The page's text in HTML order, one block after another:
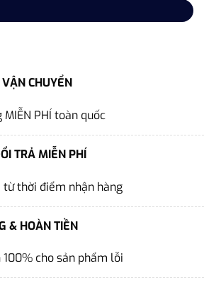
CHUYỂN
MIỄN PHÍ toàn quốc
TRẢ MIỄN PHÍ
từ thời điểm nhận hàng
& HOÀN TIỀN
100% cho sản phẩm lỗi